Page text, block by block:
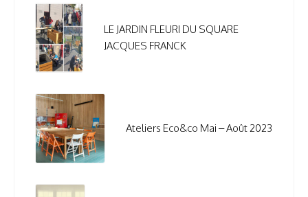
LE JARDIN FLEURI DU SQUARE
JACQUES FRANCK
Ateliers Eco&co Mai – Août 2023